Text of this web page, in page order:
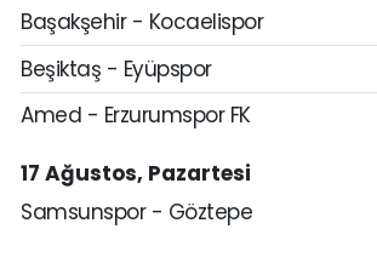
Başakşehir - Kocaelispor
Beşiktaş - Eyüpspor
Amed - Erzurumspor FK
17 Ağustos, Pazartesi
Samsunspor - Göztepe